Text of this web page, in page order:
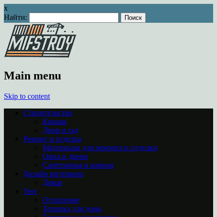
x
Найти:
Main menu
Skip to content
Строительство
Крыша
Двор и сад
Ремонт и отделка
Материалы для ремонта и отделки
Окна и двери
Сантехника и ванная
Дизайн интерьера
Декор
Уют
Отопление
Техника для дома